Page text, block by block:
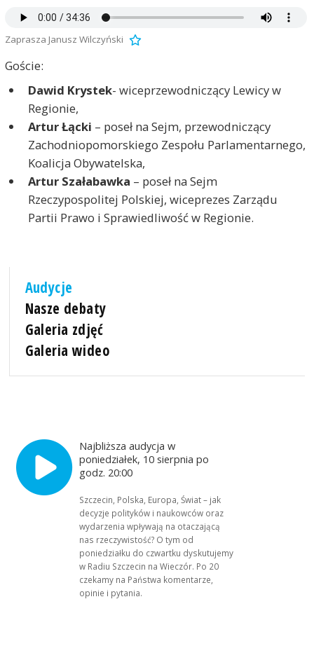
Zaprasza Janusz Wilczyński
Goście:
Dawid Krystek- wiceprzewodniczący Lewicy w
Regionie,
Artur Łącki – poseł na Sejm, przewodniczący
Zachodniopomorskiego Zespołu Parlamentarnego,
Koalicja Obywatelska,
Artur Szałabawka – poseł na Sejm
Rzeczypospolitej Polskiej, wiceprezes Zarządu
Partii Prawo i Sprawiedliwość w Regionie.
Audycje
Nasze debaty
Galeria zdjęć
Galeria wideo
Najbliższa audycja w
poniedziałek, 10 sierpnia po
godz. 20:00
Szczecin, Polska, Europa, Świat – jak
decyzje polityków i naukowców oraz
wydarzenia wpływają na otaczającą
nas rzeczywistość? O tym od
poniedziałku do czwartku dyskutujemy
w Radiu Szczecin na Wieczór. Po 20
czekamy na Państwa komentarze,
opinie i pytania.